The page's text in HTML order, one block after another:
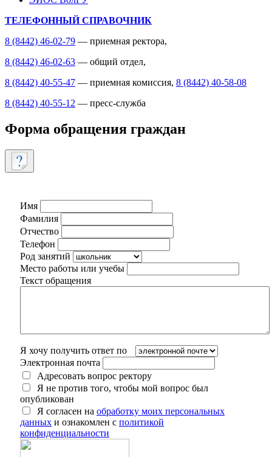
ТЕЛЕФОННЫЙ СПРАВОЧНИК
8 (8442) 46-02-79 — приемная ректора,
8 (8442) 46-02-63 — общий отдел,
8 (8442) 40-55-47 — приемная комиссия, 8 (8442) 40-58-08
8 (8442) 40-55-12 — пресс-служба
Форма обращения граждан
Имя
Фамилия
Отчество
Телефон
Род занятий
Место работы или учебы
Текст обращения
Я хочу получить ответ по
Электронная почта
Адресовать вопрос ректору
Я не против того, чтобы мой вопрос был
опубликован
Я согласен на обработку моих персональных
данных и ознакомлен с политикой
конфиденциальности